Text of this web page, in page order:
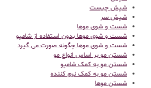
شپش چیست
شپش سر
شست و شوی موها
شست و شوی موها بدون استفاده از شامپو
شست و شوی موها چگونه صورت می گیرد
شستن مو بر اساس انواع مو
شستن مو به کمک شامپو
شستن مو به کمک نرم کننده
شستن موها